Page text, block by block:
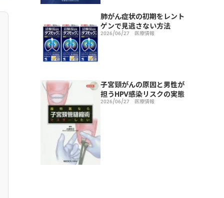
肺がん症状の初期をレント
ゲンで見逃さない方法
2026/06/27 医療情報
子宮頸がんの原因と男性が
担うHPV感染リスクの実態
2026/06/27 医療情報